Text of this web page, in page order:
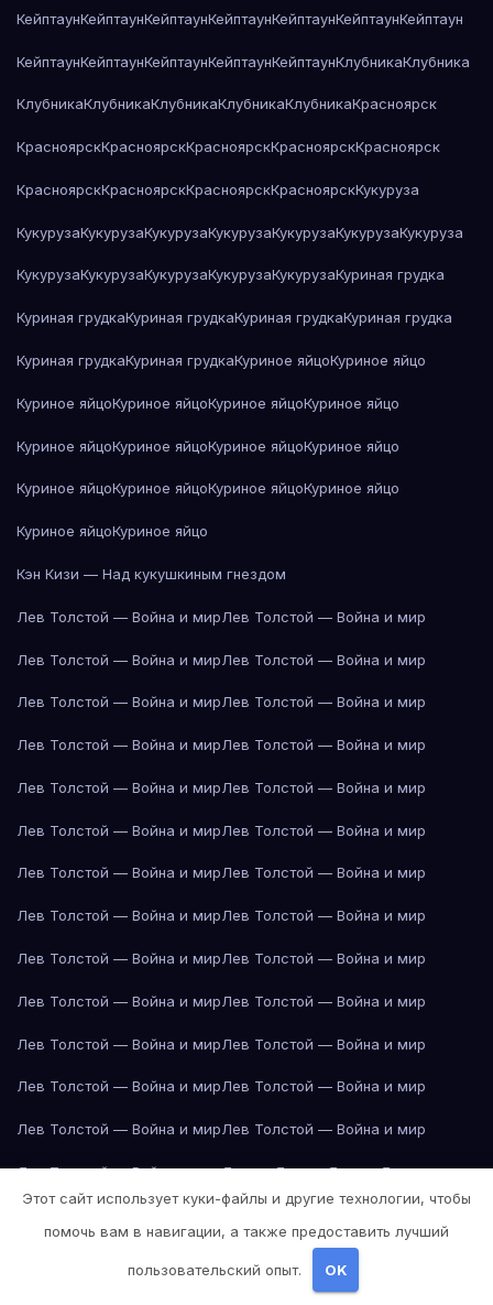
КейптаунКейптаунКейптаунКейптаунКейптаунКейптаунКейптаун
КейптаунКейптаунКейптаунКейптаунКейптаунКлубникаКлубника
КлубникаКлубникаКлубникаКлубникаКлубникаКрасноярск
КрасноярскКрасноярскКрасноярскКрасноярскКрасноярск
КрасноярскКрасноярскКрасноярскКрасноярскКукуруза
КукурузаКукурузаКукурузаКукурузаКукурузаКукурузаКукуруза
КукурузаКукурузаКукурузаКукурузаКукурузаКуриная грудка
Куриная грудкаКуриная грудкаКуриная грудкаКуриная грудка
Куриная грудкаКуриная грудкаКуриное яйцоКуриное яйцо
Куриное яйцоКуриное яйцоКуриное яйцоКуриное яйцо
Куриное яйцоКуриное яйцоКуриное яйцоКуриное яйцо
Куриное яйцоКуриное яйцоКуриное яйцоКуриное яйцо
Куриное яйцоКуриное яйцо
Кэн Кизи — Над кукушкиным гнездом
Лев Толстой — Война и мирЛев Толстой — Война и мир
Лев Толстой — Война и мирЛев Толстой — Война и мир
Лев Толстой — Война и мирЛев Толстой — Война и мир
Лев Толстой — Война и мирЛев Толстой — Война и мир
Лев Толстой — Война и мирЛев Толстой — Война и мир
Лев Толстой — Война и мирЛев Толстой — Война и мир
Лев Толстой — Война и мирЛев Толстой — Война и мир
Лев Толстой — Война и мирЛев Толстой — Война и мир
Лев Толстой — Война и мирЛев Толстой — Война и мир
Лев Толстой — Война и мирЛев Толстой — Война и мир
Лев Толстой — Война и мирЛев Толстой — Война и мир
Лев Толстой — Война и мирЛев Толстой — Война и мир
Лев Толстой — Война и мирЛев Толстой — Война и мир
Лев Толстой — Война и мирЛондонЛондонЛондонЛондон
Лос-Анджелес Лос-Анджелес
Лос-АнджелесЛос-Анджелес
Этот сайт использует куки-файлы и другие технологии, чтобы
помочь вам в навигации, а также предоставить лучший
пользовательский опыт. OK